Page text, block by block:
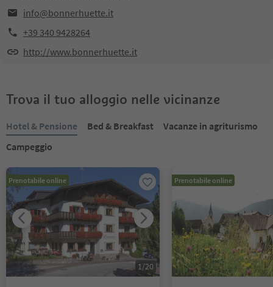
info@bonnerhuette.it
+39 340 9428264
http://www.bonnerhuette.it
Trova il tuo alloggio nelle vicinanze
Hotel & Pensione Bed & Breakfast
Vacanze in agriturismo
Campeggio
Prenotabile online
1/20
Prenotabile online